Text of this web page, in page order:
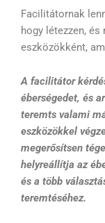
Facilitátornak
hogy létezzen,
eszközökként,
A facilitátor
éberségedet, és
teremts valami
eszközökkel
megerősítsen
helyreállítja az
és a több
teremtéséhez.